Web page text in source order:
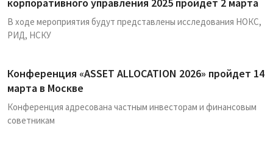
В ходе мероприятия будут представлены исследования НОКС,
РИД, НСКУ
Конференция «ASSET ALLOCATION 2026» пройдет 14
марта в Москве
Конференция адресована частным инвесторам и финансовым
советникам